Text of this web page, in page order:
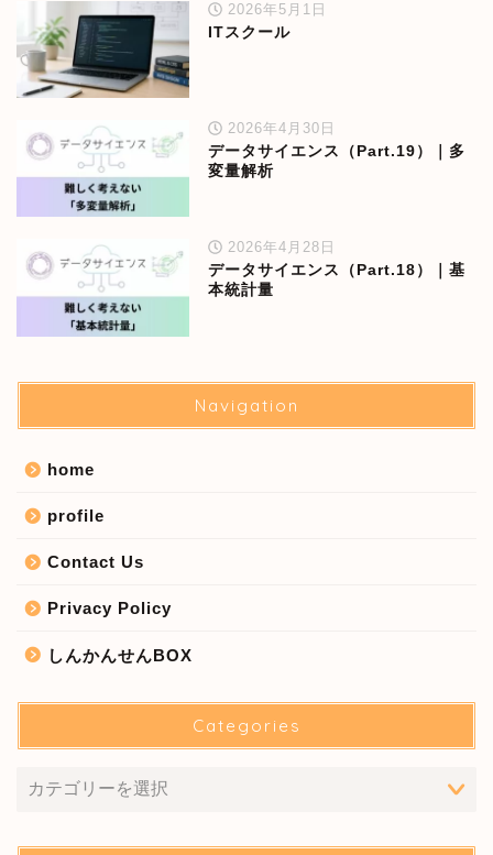
2026年5月1日
ITスクール
2026年4月30日
データサイエンス（Part.19）｜多
変量解析
2026年4月28日
データサイエンス（Part.18）｜基
本統計量
Navigation
home
profile
Contact Us
Privacy Policy
しんかんせんBOX
Categories